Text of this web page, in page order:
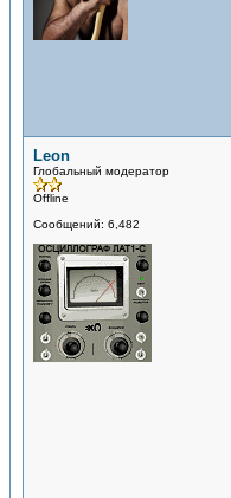
Leon
Глобальный модератор
Offline
Сообщений: 6,482